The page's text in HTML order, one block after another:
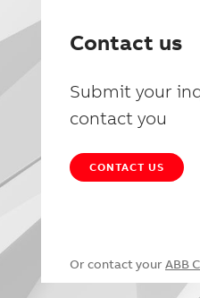
Contact us
Submit your
contact you
CONTACT US
Or contact your ABB